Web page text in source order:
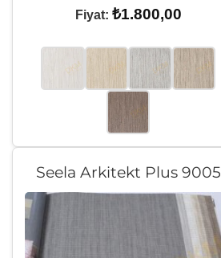
Fiyat: ₺1.800,00
Seela Arkitekt Plus 9005